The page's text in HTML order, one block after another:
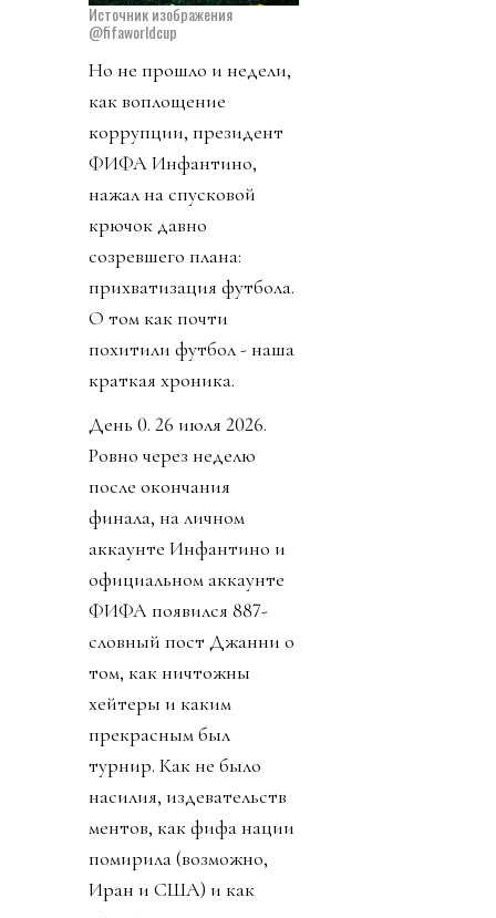
Источник изображения
@fifaworldcup
Но не прошло и недели,
как воплощение
коррупции, президент
ФИФА Инфантино,
нажал на спусковой
крючок давно
созревшего плана:
прихватизация футбола.
О том как почти
похитили футбол - наша
краткая хроника.
День 0. 26 июля 2026.
Ровно через неделю
после окончания
финала, на личном
аккаунте Инфантино и
официальном аккаунте
ФИФА появился 887-
словный пост Джанни о
том, как ничтожны
хейтеры и каким
прекрасным был
турнир. Как не было
насилия, издевательств
ментов, как фифа нации
помирила (возможно,
Иран и США) и как